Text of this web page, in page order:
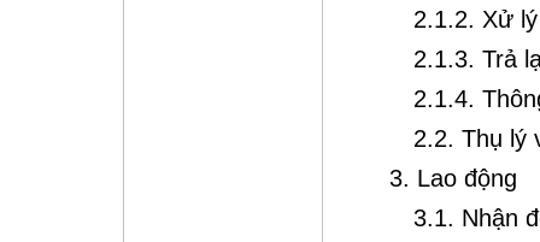
2.1.2. Xử
2.1.3. Trả
2.1.4.
2.2. Thụ lý
3. Lao động
3.1. Nhận